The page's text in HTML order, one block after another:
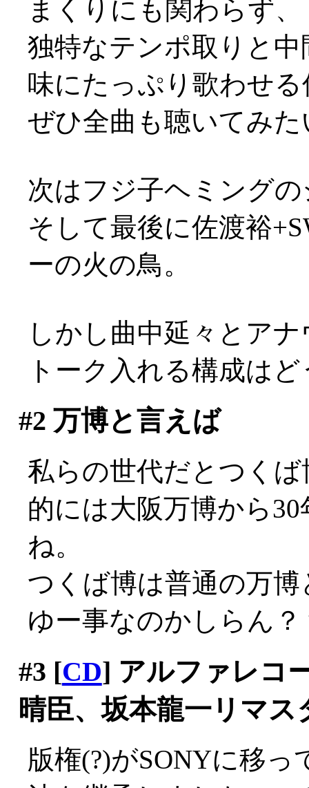
まくりにも関わらず、
独特なテンポ取りと
味にたっぷり歌わせ
ぜひ全曲も聴いてみ
次はフジ子ヘミング
そして最後に佐渡裕
ーの火の鳥。
しかし曲中延々とア
トーク入れる構成は
#2 万博と言えば
私らの世代だとつく
的には大阪万博から
ね。
つくば博は普通の万
ゆー事なのかしらん？
#3 [CD] アルファレコ
晴臣、坂本龍一リマス
版権(?)がSONYに移